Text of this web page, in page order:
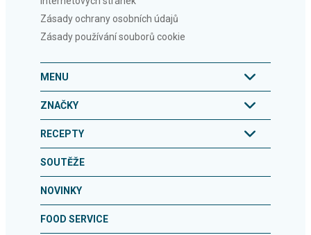
Zásady ochrany osobních údajů
Zásady používání souborů cookie
MENU
ZNAČKY
RECEPTY
SOUTĚŽE
NOVINKY
FOOD SERVICE